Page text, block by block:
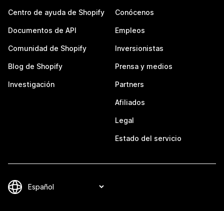
Centro de ayuda de Shopify
Documentos de API
Comunidad de Shopify
Blog de Shopify
Investigación
Conócenos
Empleos
Inversionistas
Prensa y medios
Partners
Afiliados
Legal
Estado del servicio